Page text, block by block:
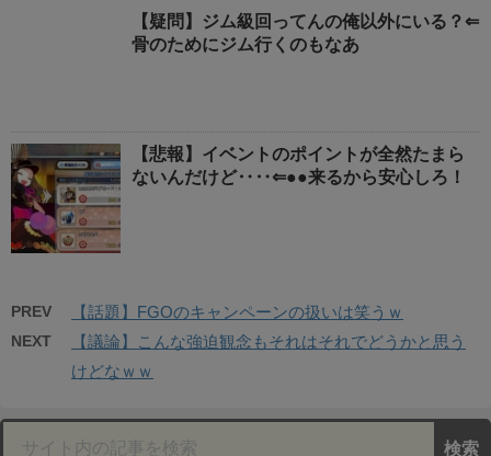
【疑問】ジム級回ってんの俺以外にいる？⇐
骨のためにジム行くのもなあ
【悲報】イベントのポイントが全然たまら
ないんだけど‥‥⇐●●来るから安心しろ！
PREV 【話題】FGOのキャンペーンの扱いは笑うｗ
NEXT
【議論】こんな強迫観念もそれはそれでどうかと思う
けどなｗｗ